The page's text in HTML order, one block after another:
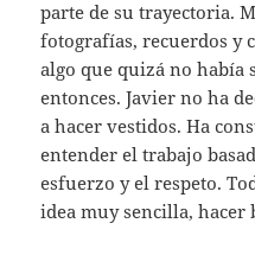
parte de su trayectoria.
fotografías, recuerdos y
algo que quizá no había
entonces. Javier no ha
a hacer vestidos. Ha
entender el trabajo
esfuerzo y el respeto.
idea muy sencilla, hacer